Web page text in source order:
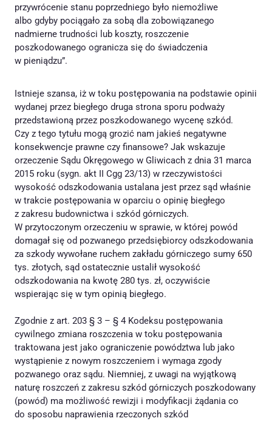
przywrócenie stanu poprzedniego było niemożliwe
albo gdyby pociągało za sobą dla zobowiązanego
nadmierne trudności lub koszty, roszczenie
poszkodowanego ogranicza się do świadczenia
w pieniądzu”.
Istnieje szansa, iż w toku postępowania na podstawie opinii
wydanej przez biegłego druga strona sporu podważy
przedstawioną przez poszkodowanego wycenę szkód.
Czy z tego tytułu mogą grozić nam jakieś negatywne
konsekwencje prawne czy finansowe? Jak wskazuje
orzeczenie Sądu Okręgowego w Gliwicach z dnia 31 marca
2015 roku (sygn. akt II Cgg 23/13) w rzeczywistości
wysokość odszkodowania ustalana jest przez sąd właśnie
w trakcie postępowania w oparciu o opinię biegłego
z zakresu budownictwa i szkód górniczych.
W przytoczonym orzeczeniu w sprawie, w której powód
domagał się od pozwanego przedsiębiorcy odszkodowania
za szkody wywołane ruchem zakładu górniczego sumy 650
tys. złotych, sąd ostatecznie ustalił wysokość
odszkodowania na kwotę 280 tys. zł, oczywiście
wspierając się w tym opinią biegłego.
Zgodnie z art. 203 § 3 – § 4 Kodeksu postępowania
cywilnego zmiana roszczenia w toku postępowania
traktowana jest jako ograniczenie powództwa lub jako
wystąpienie z nowym roszczeniem i wymaga zgody
pozwanego oraz sądu. Niemniej, z uwagi na wyjątkową
naturę roszczeń z zakresu szkód górniczych poszkodowany
(powód) ma możliwość rewizji i modyfikacji żądania co
do sposobu naprawienia rzeczonych szkód